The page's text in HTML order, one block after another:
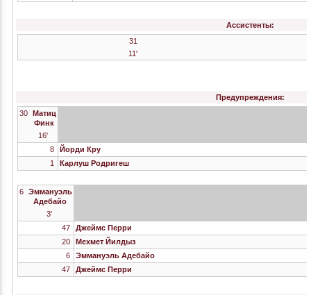
Ассистенты:
31
11'
Предупреждения:
30 Матиц
Финк
16'
8
Йорди Кру
1
Карлуш Родригеш
6 Эммануэль
Адебайо
3'
47
Джеймс Перри
20
Мехмет Йилдыз
6
Эммануэль Адебайо
47
Джеймс Перри